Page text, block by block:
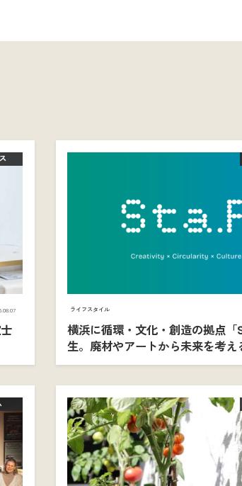
ライフスタイル
横浜に循環・文化・創造の拠点「
生。廃材やアートから未来を考え